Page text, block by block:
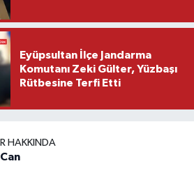
Eyüpsultan İlçe Jandarma
Komutanı Zeki Gülter, Yüzbaşı
Rütbesine Terfi Etti
HAKKINDA